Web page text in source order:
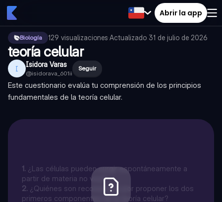
Abrir la app
Biología 129 visualizaciones·Actualizado 31 de julio de 2026
teoría celular
I Isidora Varas
@isidorava_601ii
Seguir
Este cuestionario evalúa tu comprensión de los principios
fundamentales de la teoría celular.
1. ¿Las células pueden surgir espontáneamente a
partir de materia no viva?
2. ¿Quiénes son reconocidos por proponer los dos
primeros componentes de la teoría celular?